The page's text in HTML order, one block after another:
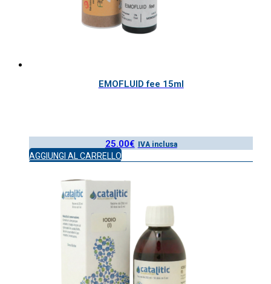
EMOFLUID fee 15ml
25.00€ IVA inclusa
AGGIUNGI AL CARRELLO